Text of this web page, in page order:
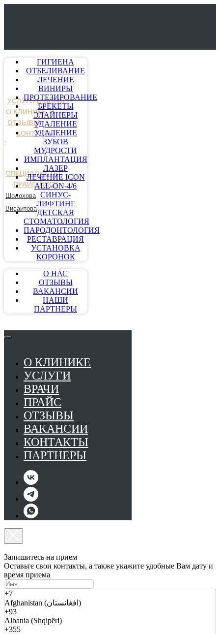
УСЛУГИ И ЦЕНЫ
О КЛИНИКЕ
ОТЗЫВЫ
КОНТАКТЫ
СПЕЦИАЛИСТЫ
ПРАЙС-ЛИСТ
Шолохова
Висаитова
ГИГИЕНА
ОТБЕЛИВАНИЕ
ЛЕЧЕНИЕ
ВИНИРЫ
ПРОТЕЗИРОВАНИЕ
БРЕКЕТЫ
ЭЛАЙНЕРЫ
УДАЛЕНИЕ
УДАЛЕНИЕ
ЗУБОВ
МУДРОСТИ
ИМПЛАНТАЦИЯ
ЛАЗЕР
ЛЕЧЕНИЕ ICON
ALL-ON-4/6
СИНУС-
ЛИФТИНГ
ДЕТСКАЯ
СТОМАТОЛОГИЯ
ПАРОДОНТОЛОГИЯ
РЕСТАВРАЦИЯ
УСТАНОВКА
КОРОНОК
О НАС
ОТЗЫВЫ
ВАКАНСИИ
НАШИ
ПАРТНЕРЫ
О КЛИНИКЕ
УСЛУГИ
ВРАЧИ
ПРАЙС
ОТЗЫВЫ
ВАКАНСИИ
КОНТАКТЫ
ПАРТНЕРЫ
Запишитесь на прием
Оставьте свои контакты, а также укажите удобные Вам дату и
время приема
+7
Afghanistan (افغانستان)
+93
Albania (Shqipëri)
+355